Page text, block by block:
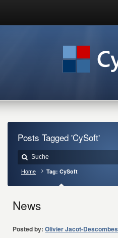
Posts Tagged 'CySoft'
Home Tag: CySoft
News
Posted by: Olivier Jacot-Descombes